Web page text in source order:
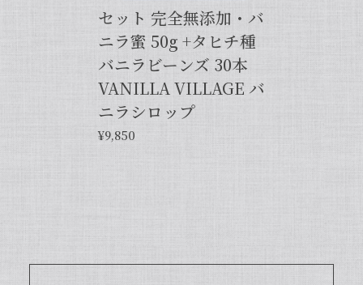
2024/06/14
なバニラエッセンスを仕方なく使っていました。 バ
セット 完全無添加・バ
ニラ蜜 50g +タヒチ種
バニラビーンズ 30本
VANILLA VILLAGE バ
ニラシロップ
¥9,850